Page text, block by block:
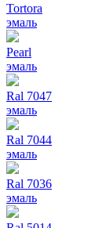
Tortora
эмаль
Pearl
эмаль
Ral 7047
эмаль
Ral 7044
эмаль
Ral 7036
эмаль